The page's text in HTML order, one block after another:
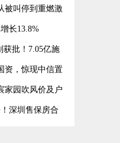
被叫停到重燃激
长13.8%
获批！7.05亿施
资，惊现中信置
家园吹风价及户
深圳售保房合